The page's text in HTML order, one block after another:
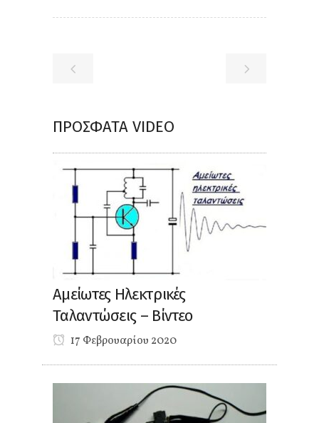
ΠΡΌΣΦΑΤΑ VIDEO
Αμείωτες Ηλεκτρικές
Ταλαντώσεις – Βίντεο
17 Φεβρουαρίου 2020